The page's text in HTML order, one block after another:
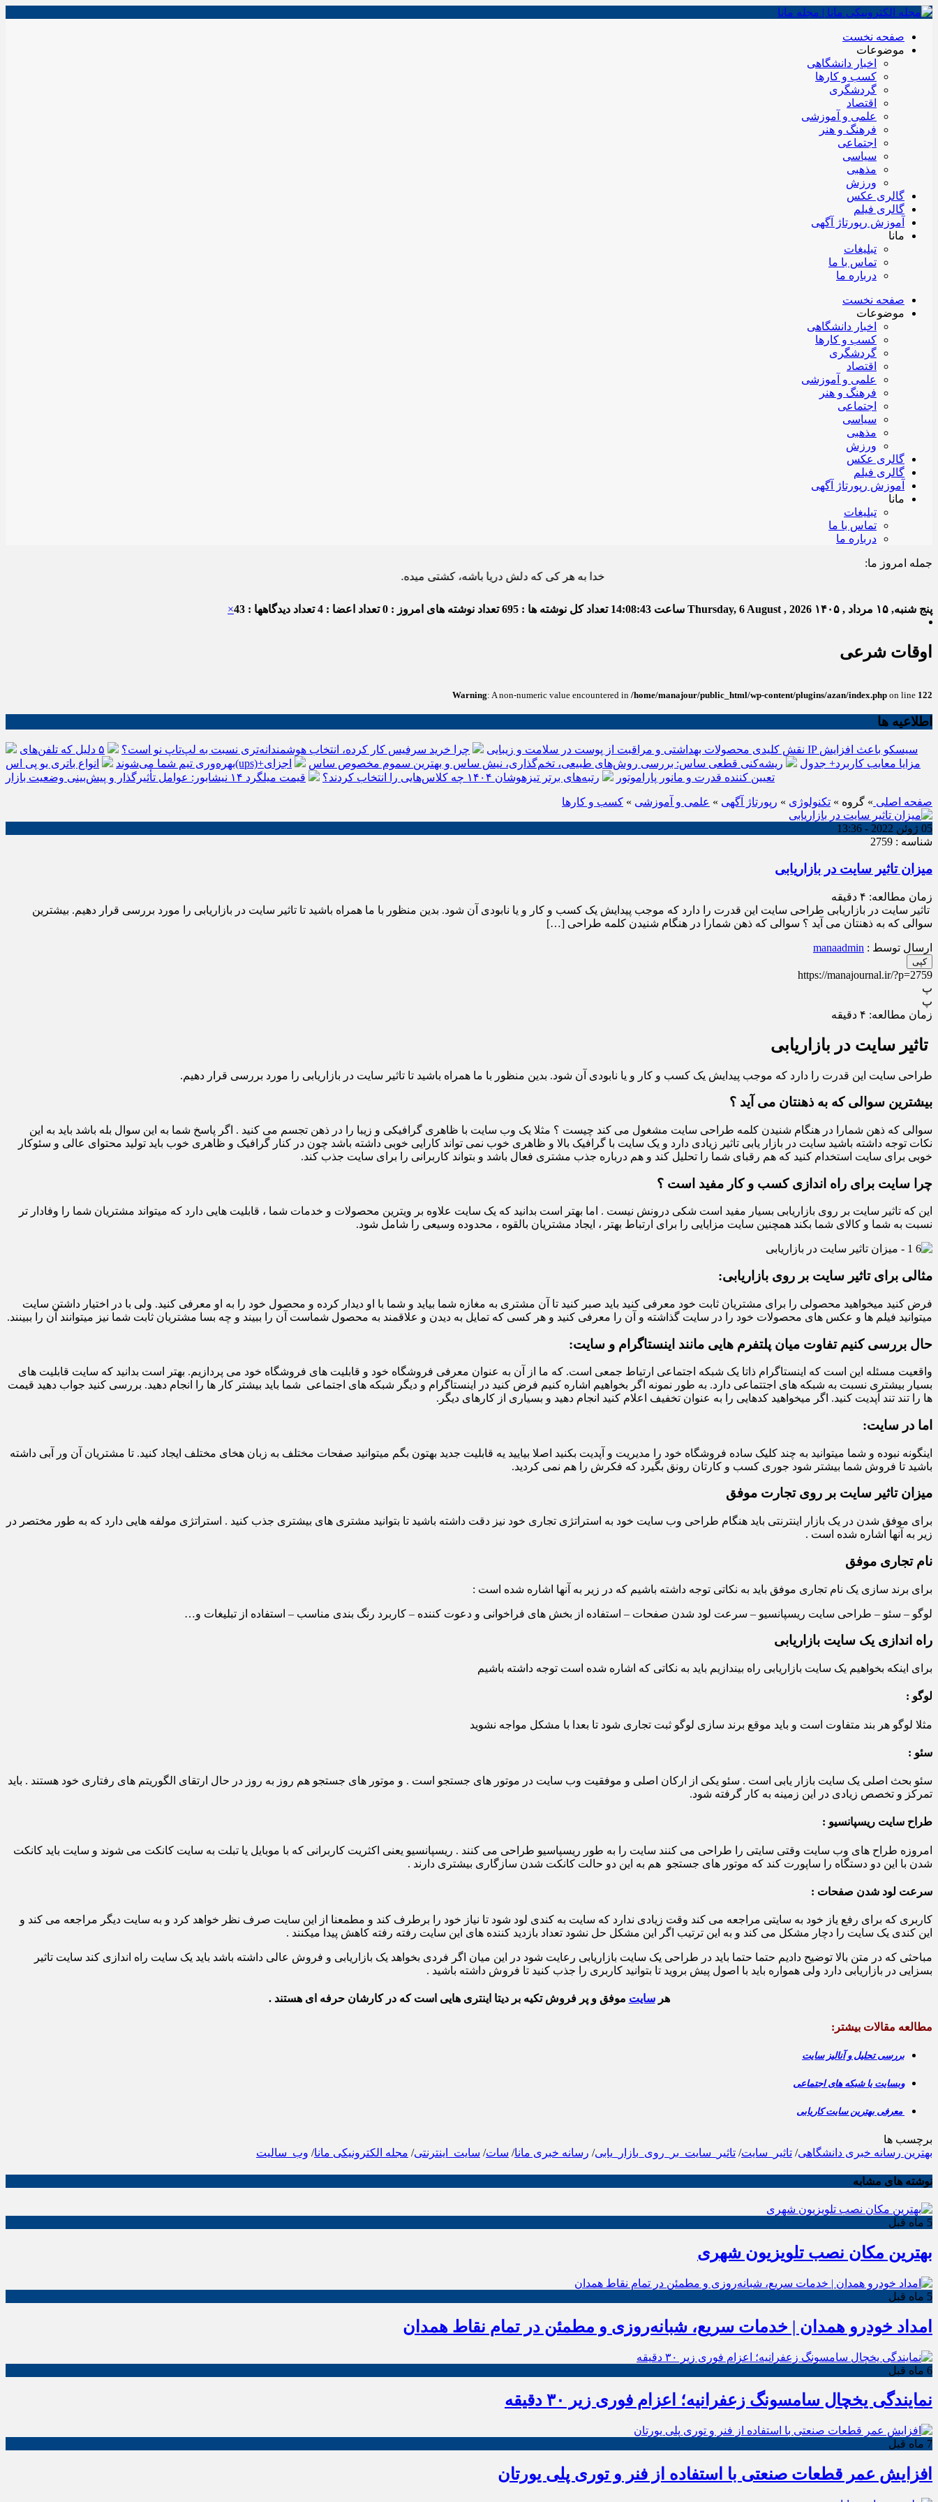
صفحه نخست
موضوعات
اخبار دانشگاهی
کسب و کارها
گردشگری
اقتصاد
علمی و آموزشی
فرهنگ و هنر
اجتماعی
سیاسی
مذهبی
ورزش
گالری عکس
گالری فیلم
آموزش رپورتاژ آگهی
مانا
تبلیغات
تماس با ما
درباره ما
صفحه نخست
موضوعات
اخبار دانشگاهی
کسب و کارها
گردشگری
اقتصاد
علمی و آموزشی
فرهنگ و هنر
اجتماعی
سیاسی
مذهبی
ورزش
گالری عکس
گالری فیلم
آموزش رپورتاژ آگهی
مانا
تبلیغات
تماس با ما
درباره ما
جمله امروز ما:
خدا به هر کی که دلش دریا باشه، کشتی میده.
پنج شنبه, ۱۵ مرداد , ۱۴۰۵ Thursday, 6 August , 2026 ساعت 14:08:44 تعداد کل نوشته ها : 695 تعداد نوشته های امروز : 0 تعداد اعضا : 4 تعداد دیدگاهها : 43 ×
اوقات شرعی
Warning: A non-numeric value encountered in /home/manajour/public_html/wp-content/plugins/azan/index.php on line 122
اطلاعیه ها
نقش کلیدی محصولات بهداشتی و مراقبت از پوست در سلامت و زیبایی چرا خرید سرفیس کار کرده، انتخاب هوشمندانه‌تری نسبت به لپ‌تاپ نو است؟
۵ دلیل که تلفن‌های IP سیسکو باعث افزایش
بهره‌وری تیم شما می‌شوند
انواع باتری یو پی اس(ups)+مزایا معایب کاربرد+ جدول ریشه‌کنی قطعی ساس: بررسی روش‌های طبیعی، تخم‌گذاری، نیش ساس و بهترین سموم مخصوص ساس
اجزای
تعیین کننده قدرت و مانور پاراموتور
رتبه‌های برتر تیزهوشان ۱۴۰۴ چه کلاس‌هایی را انتخاب کردند؟ قیمت میلگرد ۱۴ نیشابور: عوامل تأثیرگذار و پیش‌بینی وضعیت بازار
صفحه اصلی » گروه » تکنولوژی » رپورتاژ آگهی » علمی و آموزشی » کسب و کارها
05 ژوئن 2022 - 13:36
شناسه : 2759
میزان تاثیر سایت در بازاریابی
زمان مطالعه: ۴ دقیقه
تاثیر سایت در بازاریابی طراحی سایت این قدرت را دارد که موجب پیدایش یک کسب و کار و یا نابودی آن شود. بدین منظور با ما همراه باشید تا تاثیر سایت در بازاریابی را مورد بررسی قرار دهیم. بیشترین
سوالی که به ذهنتان می آید ؟ سوالی که ذهن شمارا در هنگام شنیدن کلمه طراحی […]
ارسال توسط : manaadmin
کپی
https://manajournal.ir/?p=2759
پ
پ
زمان مطالعه: ۴ دقیقه
تاثیر سایت در بازاریابی
طراحی سایت این قدرت را دارد که موجب پیدایش یک کسب و کار و یا نابودی آن شود. بدین منظور با ما همراه باشید تا تاثیر سایت در بازاریابی را مورد بررسی قرار دهیم.
بیشترین سوالی که به ذهنتان می آید ؟
سوالی که ذهن شمارا در هنگام شنیدن کلمه طراحی سایت مشغول می کند چیست ؟ مثلا یک وب سایت با ظاهری گرافیکی و زیبا را در ذهن تجسم می کنید . اگر پاسخ شما به این سوال بله باشد باید به این
نکات توجه داشته باشید سایت در بازار یابی تاثیر زیادی دارد و یک سایت با گرافیک بالا و ظاهری خوب نمی تواند کارایی خوبی داشته باشد چون در کنار گرافیک و ظاهری خوب باید تولید محتوای عالی و سئوکار
خوبی برای سایت استخدام کنید که هم رقبای شما را تحلیل کند و هم درباره جذب مشتری فعال باشد و بتواند کاربرانی را برای سایت جذب کند.
چرا سایت برای راه اندازی کسب و کار مفید است ؟
این که تاثیر سایت بر روی بازاریابی بسیار مفید است شکی درونش نیست . اما بهتر است بدانید که یک سایت علاوه بر ویترین محصولات و خدمات شما ، قابلیت هایی دارد که میتواند مشتریان شما را وفادار تر
نسبت به شما و کالای شما بکند همچنین سایت مزایایی را برای ارتباط بهتر ، ایجاد مشتریان بالقوه ، محدوده وسیعی را شامل شود.
مثالی برای تاثیر سایت بر روی بازاریابی:
فرض کنید میخواهید محصولی را برای مشتریان ثابت خود معرفی کنید باید صبر کنید تا آن مشتری به مغازه شما بیاید و شما با او دیدار کرده و محصول خود را به او معرفی کنید. ولی با در اختیار داشتن سایت
میتوانید فیلم ها و عکس های محصولات خود را در سایت گذاشته و آن را معرفی کنید و هر کسی که تمایل به دیدن و علاقمند به محصول شماست آن را ببیند و چه بسا مشتریان ثابت شما نیز میتوانند آن را ببینند.
حال بررسی کنیم تفاوت میان پلتفرم هایی مانند اینستاگرام و سایت:
واقعیت مسئله این است که اینستاگرام ذاتا یک شبکه اجتماعی ارتباط جمعی است. که ما از آن به عنوان معرفی فروشگاه خود و قابلیت های فروشگاه خود می پردازیم. بهتر است بدانید که سایت قابلیت های
بسیار بیشتری نسبت به شبکه های اجتتماعی دارد. به طور نمونه اگر بخواهیم اشاره کنیم فرض کنید در اینستاگرام و دیگر شبکه های اجتماعی شما باید بیشتر کار ها را انجام دهید. بررسی کنید جواب دهید قیمت
ها را تند تند آپدیت کنید. اگر میخواهید کدهایی را به عنوان تخفیف اعلام کنید انجام دهید و بسیاری از کارهای دیگر.
اما در سایت:
اینگونه نبوده و شما میتوانید به چند کلیک ساده فروشگاه خود را مدیریت و آپدیت بکنید اصلا بیایید یه قابلیت جدید بهتون بگم میتوانید صفحات مختلف به زبان هخای مختلف ایجاد کنید. تا مشتریان آن ور آبی داشته
باشید تا فروش شما بیشتر شود جوری کسب و کارتان رونق بگیرد که فکرش را هم نمی کردید.
میزان تاثیر سایت بر روی تجارت موفق
برای موفق شدن در یک بازار اینترنتی باید هنگام طراحی وب سایت خود به استراتژی تجاری خود نیز دقت داشته باشید تا بتوانید مشتری های بیشتری جذب کنید . استراتژی مولفه هایی دارد که به طور مختصر در
زیر به آنها اشاره شده است .
نام تجاری موفق
برای برند سازی یک نام تجاری موفق باید به نکاتی توجه داشته باشیم که در زیر به آنها اشاره شده است :
لوگو – سئو – طراحی سایت ریسپانسیو – سرعت لود شدن صفحات – استفاده از بخش های فراخوانی و دعوت کننده – کاربرد رنگ بندی مناسب – استفاده از تبلیغات و…
راه اندازی یک سایت بازاریابی
برای اینکه بخواهیم یک سایت بازاریابی راه بیندازیم باید به نکاتی که اشاره شده است توجه داشته باشیم
لوگو :
مثلا لوگو هر بند متفاوت است و باید موقع برند سازی لوگو ثبت تجاری شود تا بعدا با مشکل مواجه نشوید
سئو :
سئو بحث اصلی یک سایت بازار یابی است . سئو یکی از ارکان اصلی و موفقیت وب سایت در موتور های جستجو است . و موتور های جستجو هم روز به روز در حال ارتقای الگوریتم های رفتاری خود هستند . باید
تمرکز و تخصص زیادی در این زمینه به کار گرفته شود.
طراح سایت ریسپانسیو :
امروزه طراح های وب سایت وقتی سایتی را طراحی می کنند سایت را به طور ریسپاسیو طراحی می کنند . ریسپانسیو یعنی اکثریت کاربرانی که با موبایل یا تبلت به سایت کانکت می شوند و سایت باید کانکت
شدن با این دو دستگاه را ساپورت کند که موتور های جستجو هم به این دو حالت کانکت شدن سازگاری بیشتری دارند .
سرعت لود شدن صفحات :
کاربری که برای رفع یاز خود به سایتی مراجعه می کند وقت زیادی ندارد که سایت به کندی لود شود تا نیاز خود را برطرف کند و مطمعنا از این سایت صرف نظر خواهد کرد و به سایت دیگر مراجعه می کند و
این کندی یک سایت را دچار مشکل می کند و به این ترتیب اگر این مشکل حل نشود تعداد بازدید کننده های این سایت رفته رفته کاهش پیدا میکنند .
مباحثی که در متن بالا توضیح دادیم حتما حتما باید در طراحی یک سایت بازاریابی رعایت شود در این میان اگر فردی بخواهد یک بازاریابی و فروش عالی داشته باشد باید یک سایت راه اندازی کند سایت تاثیر
بسزایی در بازاریابی دارد ولی همواره باید با اصول پیش بروید تا بتوانید کاربری را جذب کنید تا فروش داشته باشید .
هرسایت موفق و پر فروش تکیه بر دیتا اینتری هایی است که در کارشان حرفه ای هستند .
مطالعه مقالات بیشتر:
بررسی تحلیل و آنالیز سایت
وبسایت یا شبکه های اجتماعی
معرفی بهترین سایت کاریابی
برچسب ها
بهترین رسانه خبری دانشگاهی/ تاثیر_سایت/ تاثیر_سایت_بر_روی_بازار_یابی/ رسانه خبری مانا/ سات/ سایت_اینترنتی/ مجله الکترونیکی مانا/ وب_سالیت
نوشته های مشابه
5 ماه قبل
بهترین مکان نصب تلویزیون شهری
5 ماه قبل
امداد خودرو همدان | خدمات سریع، شبانه‌روزی و مطمئن در تمام نقاط همدان
6 ماه قبل
نمایندگی یخچال سامسونگ زعفرانیه؛ اعزام فوری زیر ۳۰ دقیقه
7 ماه قبل
افزایش عمر قطعات صنعتی با استفاده از فنر و توری پلی یورتان